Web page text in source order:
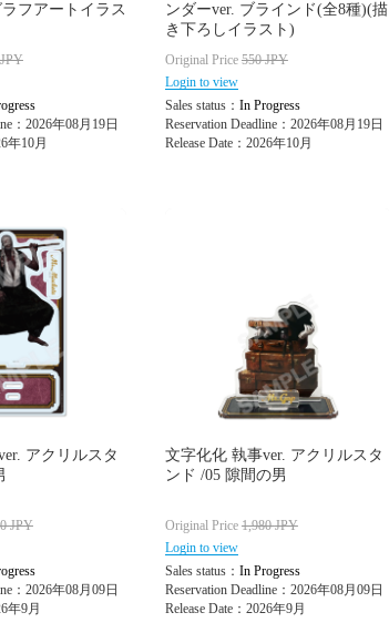
フアートイラス
JPY
：2026年08月19日
年10月
ンダーver. ブラインド(全8種)(描
き下ろしイラスト)
Original Price 550JPY
Login to view
Sales status： In Progress
Reservation Deadline：2026年08月19日
Release Date：2026年10月
アクリルスタ
JPY
：2026年08月09日
年9月
文字化化 執事ver. アクリルスタ
ンド /05 隙間の男
Original Price 1,980JPY
Login to view
Sales status： In Progress
Reservation Deadline：2026年08月09日
Release Date：2026年9月